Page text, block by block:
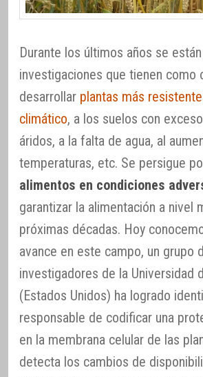
Durante los últimos años se
investigaciones que tienen como
desarrollar plantas más
climático, a los suelos con
áridos, a la falta de agua, al
temperaturas, etc. Se persigue
alimentos en condiciones
garantizar la alimentación a nivel
próximas décadas. Hoy
avance en este campo, un grupo
investigadores de la Universidad
(Estados Unidos) ha logrado
responsable de codificar una
en la membrana celular de las
detecta los cambios de